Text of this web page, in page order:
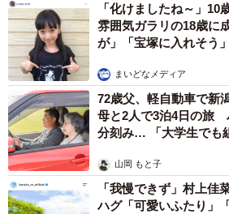
「化けましたね～」
雰囲気ガラリの18歳
が」「宝塚に入れそう」
まいどなメディア
72歳父、軽自動車で
母と2人で3泊4日の旅
分刻み… 「大学生でも
山岡 もと子
「我慢できず」村上佳
ハグ「可愛いふたり」